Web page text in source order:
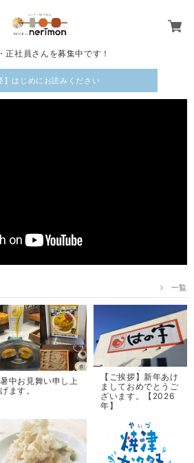
正社員さんを募集中です！
】はじめにお読みください
一覧
暑中お見舞い申し上
げます。
【ご挨拶】新年あけ
ましておめでとうご
ざいます。【2026
年】